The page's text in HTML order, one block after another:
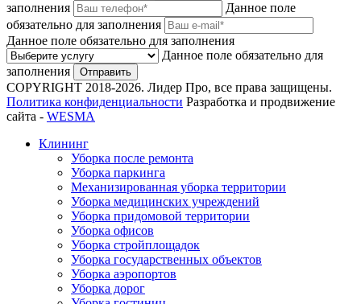
заполнения
Данное поле
обязательно для заполнения
Данное поле обязательно для заполнения
Данное поле обязательно для
заполнения
Отправить
COPYRIGHT 2018-2026. Лидер Про, все права защищены.
Политика конфиденциальности Разработка и продвижение
сайта - WESMA
Клининг
Уборка после ремонта
Уборка паркинга
Механизированная уборка территории
Уборка медицинских учреждений
Уборка придомовой территории
Уборка офисов
Уборка стройплощадок
Уборка государственных объектов
Уборка аэропортов
Уборка дорог